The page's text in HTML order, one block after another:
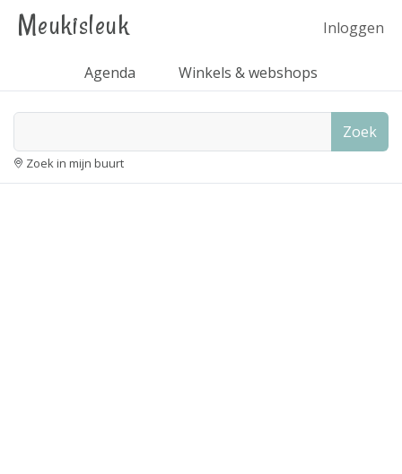
Meukisleuk Inloggen
Agenda Winkels & webshops
Zoek
Zoek in mijn buurt